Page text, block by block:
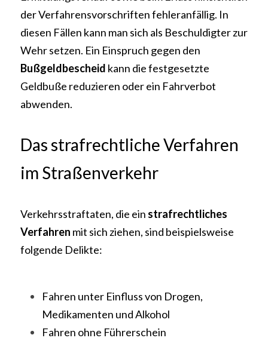
der Verfahrensvorschriften fehleranfällig. In
diesen Fällen kann man sich als Beschuldigter zur
Bußgeldbescheid kann die festgesetzte
Geldbuße reduzieren oder ein Fahrverbot
abwenden.
Das strafrechtliche Verfahren
im Straßenverkehr
Verkehrsstraftaten, die ein strafrechtliches
Verfahren mit sich ziehen, sind beispielsweise
folgende Delikte:
Fahren unter Einfluss von Drogen,
Medikamenten und Alkohol
Fahren ohne Führerschein